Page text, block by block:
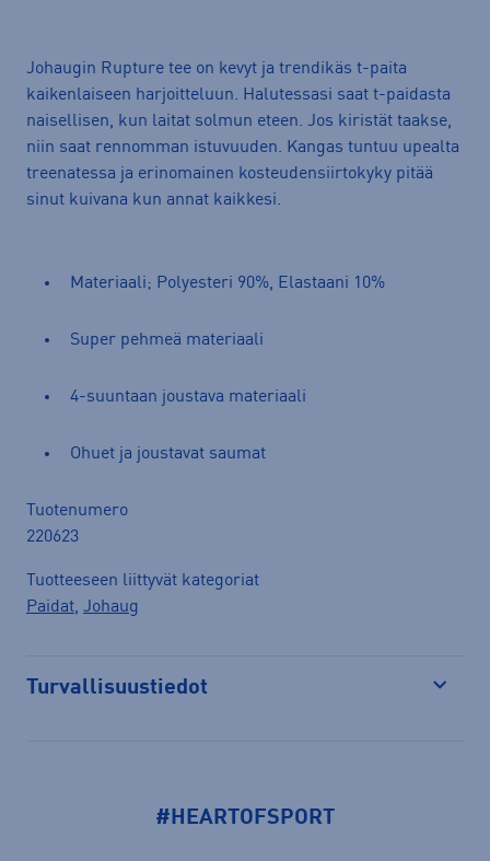
Johaugin Rupture tee on kevyt ja trendikäs t-paita
kaikenlaiseen harjoitteluun. Halutessasi saat t-paidasta
naisellisen, kun laitat solmun eteen. Jos kiristät taakse,
niin saat rennomman istuvuuden. Kangas tuntuu upealta
treenatessa ja erinomainen kosteudensiirtokyky pitää
sinut kuivana kun annat kaikkesi.
Materiaali; Polyesteri 90%, Elastaani 10%
Super pehmeä materiaali
4-suuntaan joustava materiaali
Ohuet ja joustavat saumat
Tuotenumero
220623
Tuotteeseen liittyvät kategoriat
Paidat, Johaug
Turvallisuustiedot
#HEARTOFSPORT